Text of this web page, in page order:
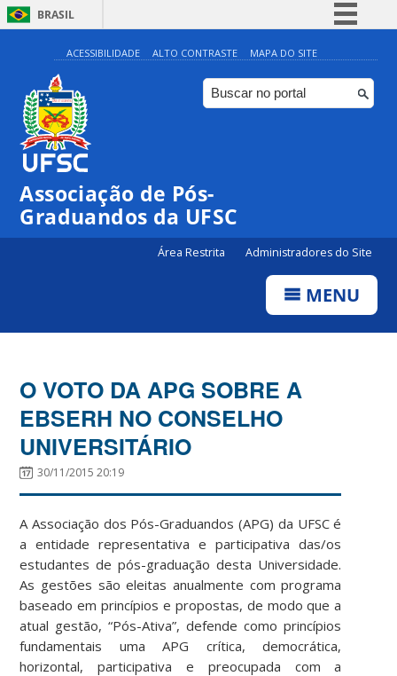
BRASIL
Simplifique!
Comunica BR
Participe
ACESSIBILIDADE ALTO CONTRASTE MAPA DO SITE
Associação de Pós-
Graduandos da UFSC
Área Restrita Administradores do Site
MENU
O VOTO DA APG SOBRE A
EBSERH NO CONSELHO
UNIVERSITÁRIO
30/11/2015 20:19
A Associação dos Pós-Graduandos (APG) da UFSC é
a entidade representativa e participativa das/os
estudantes de pós-graduação desta Universidade.
As gestões são eleitas anualmente com programa
baseado em princípios e propostas, de modo que a
atual gestão, “Pós-Ativa”, defende como princípios
fundamentais uma APG crítica, democrática,
horizontal, participativa e preocupada com a